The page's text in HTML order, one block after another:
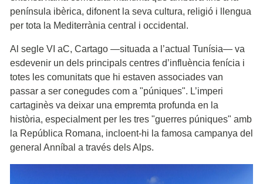
península ibèrica, difonent la seva cultura, religió i llengua
per tota la Mediterrània central i occidental.
Al segle VI aC, Cartago —situada a l’actual Tunísia— va
esdevenir un dels principals centres d’influència fenícia i
totes les comunitats que hi estaven associades van
passar a ser conegudes com a "púniques". L’imperi
cartaginès va deixar una empremta profunda en la
història, especialment per les tres "guerres púniques" amb
la República Romana, incloent-hi la famosa campanya del
general Anníbal a través dels Alps.